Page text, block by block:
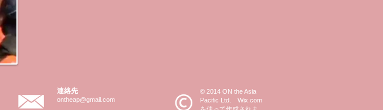
連絡先
ontheap@gmail.com
© 2014 ON the Asia
Pacific Ltd. Wix.com